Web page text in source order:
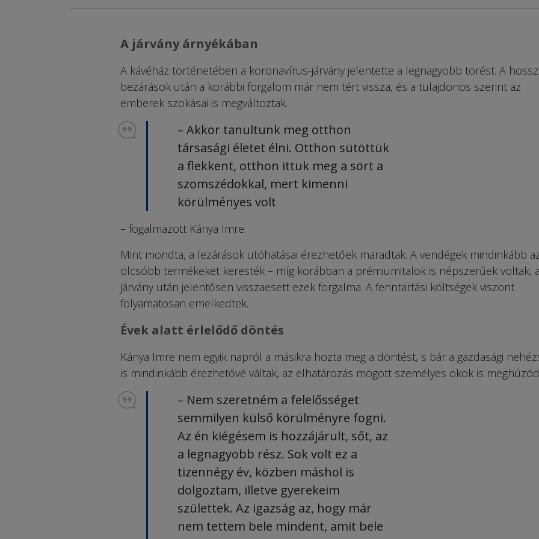
A járvány árnyékában
A kávéház történetében a koronavírus-járvány jelentette a legnagyobb törést. A
bezárások után a korábbi forgalom már nem tért vissza, és a tulajdonos szerint az
emberek szokásai is megváltoztak.
– Akkor tanultunk meg otthon
társasági életet élni. Otthon sütöttük
a flekkent, otthon ittuk meg a sört a
szomszédokkal, mert kimenni
körülményes volt
– fogalmazott Kánya Imre.
Mint mondta, a lezárások utóhatásai érezhetőek maradtak. A vendégek mindinkább
olcsóbb termékeket keresték – míg korábban a prémiumitalok is népszerűek voltak,
járvány után jelentősen visszaesett ezek forgalma. A fenntartási költségek viszont
folyamatosan emelkedtek.
Évek alatt érlelődő döntés
Kánya Imre nem egyik napról a másikra hozta meg a döntést, s bár a gazdasági
is mindinkább érezhetővé váltak, az elhatározás mögött személyes okok is
– Nem szeretném a felelősséget
semmilyen külső körülményre fogni.
Az én kiégésem is hozzájárult, sőt, az
a legnagyobb rész. Sok volt ez a
tizennégy év, közben máshol is
dolgoztam, illetve gyerekeim
születtek. Az igazság az, hogy már
nem tettem bele mindent, amit bele